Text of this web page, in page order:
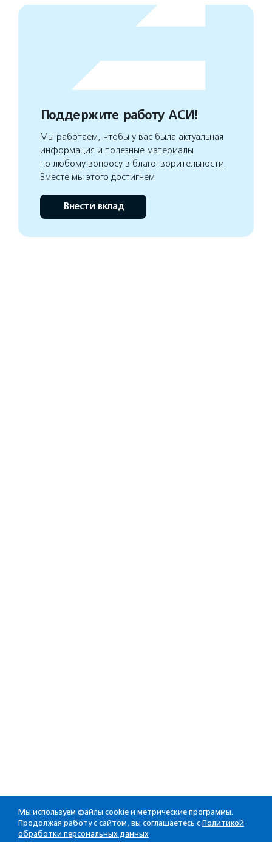
Поддержите работу АСИ!
Мы работаем, чтобы у вас была актуальная
информация и полезные материалы
по любому вопросу в благотворительности.
Вместе мы этого достигнем
Внести вклад
Мы используем файлы cookie и метрические программы.
Продолжая работу с сайтом, вы соглашаетесь с Политикой
обработки персональных данных